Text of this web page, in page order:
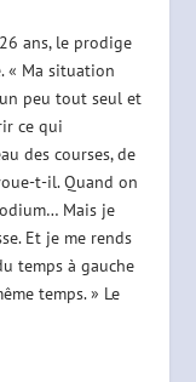
ans, le prodige
« Ma situation
un peu tout seul et
ce qui
des courses, de
t-il. Quand on
Mais je
Et je me rends
temps à gauche
temps. » Le